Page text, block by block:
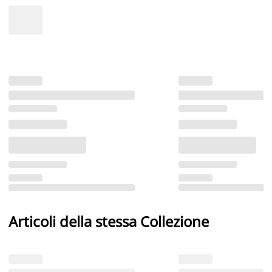
Articoli della stessa Collezione